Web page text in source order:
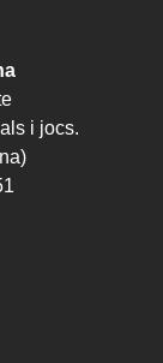
i jocs.